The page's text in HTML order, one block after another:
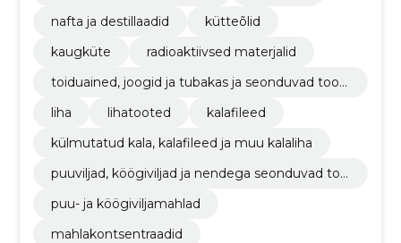
nafta ja destillaadid
kütteõlid
kaugküte
radioaktiivsed materjalid
toiduained, joogid ja tubakas ja seonduvad toot
liha
lihatooted
kalafileed
külmutatud kala, kalafileed ja muu kalaliha
puuviljad, köögiviljad ja nendega seonduvad too
puu- ja köögiviljamahlad
mahlakontsentraadid